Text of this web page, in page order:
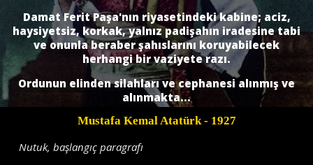
Damat Ferit Paşa'nın riyasetindeki kabine; aciz,
haysiyetsiz, korkak, yalnız padişahın iradesine tabi
ve onunla beraber şahıslarını koruyabilecek
herhangi bir vaziyete razı.
Ordunun elinden silahları ve cephanesi alınmış ve
alınmakta...
Mustafa Kemal Atatürk- 1927
Nutuk, başlangıç paragrafı